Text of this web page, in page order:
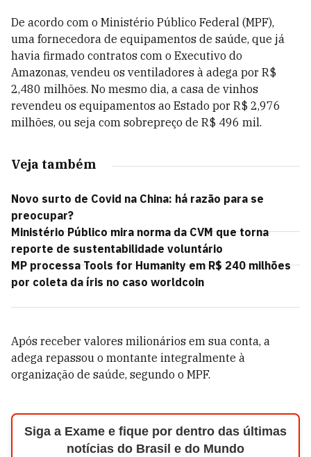
De acordo com o Ministério Público Federal (MPF),
uma fornecedora de equipamentos de saúde, que já
havia firmado contratos com o Executivo do
Amazonas, vendeu os ventiladores à adega por R$
2,480 milhões. No mesmo dia, a casa de vinhos
revendeu os equipamentos ao Estado por R$ 2,976
milhões, ou seja com sobrepreço de R$ 496 mil.
Veja também
Novo surto de Covid na China: há razão para se
preocupar?
Ministério Público mira norma da CVM que torna
reporte de sustentabilidade voluntário
MP processa Tools for Humanity em R$ 240 milhões
por coleta da íris no caso worldcoin
Após receber valores milionários em sua conta, a
adega repassou o montante integralmente à
organização de saúde, segundo o MPF.
Siga a Exame e fique por dentro das últimas
notícias do Brasil e do Mundo